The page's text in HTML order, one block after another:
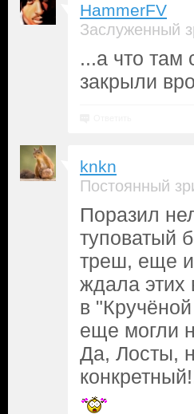
HammerFV
Заслуженный
...а что там
закрыли
knkn
Постоянный
Поразил
туповатый
треш, еще
ждала этих
в
еще могли
Да, Лосты,